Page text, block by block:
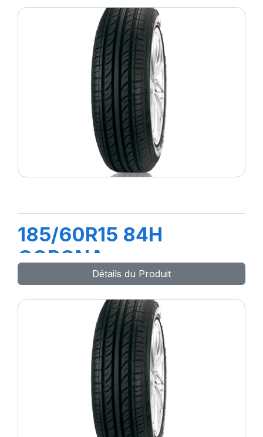
185/60R15 84H
CORONA
Détails du Produit